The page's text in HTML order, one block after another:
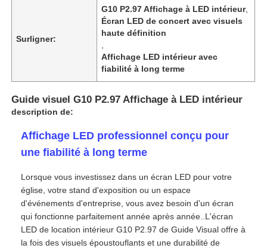
Accueil
Produits
Surligner:
G10 P2.97 Affichage à LED intérieur,
Écran LED de concert avec visuels
haute définition
Affichage LED intérieur avec
fiabilité à long terme
Guide visuel G10 P2.97 Affichage à LED intérieur
description de:
Affichage LED professionnel conçu pour
une fiabilité à long terme
Lorsque vous investissez dans un écran LED pour votre
église, votre stand d'exposition ou un espace
d'événements d'entreprise, vous avez besoin d'un écran
qui fonctionne parfaitement année après année..L'écran
LED de location intérieur G10 P2.97 de Guide Visual offre à
la fois des visuels époustouflants et une durabilité de